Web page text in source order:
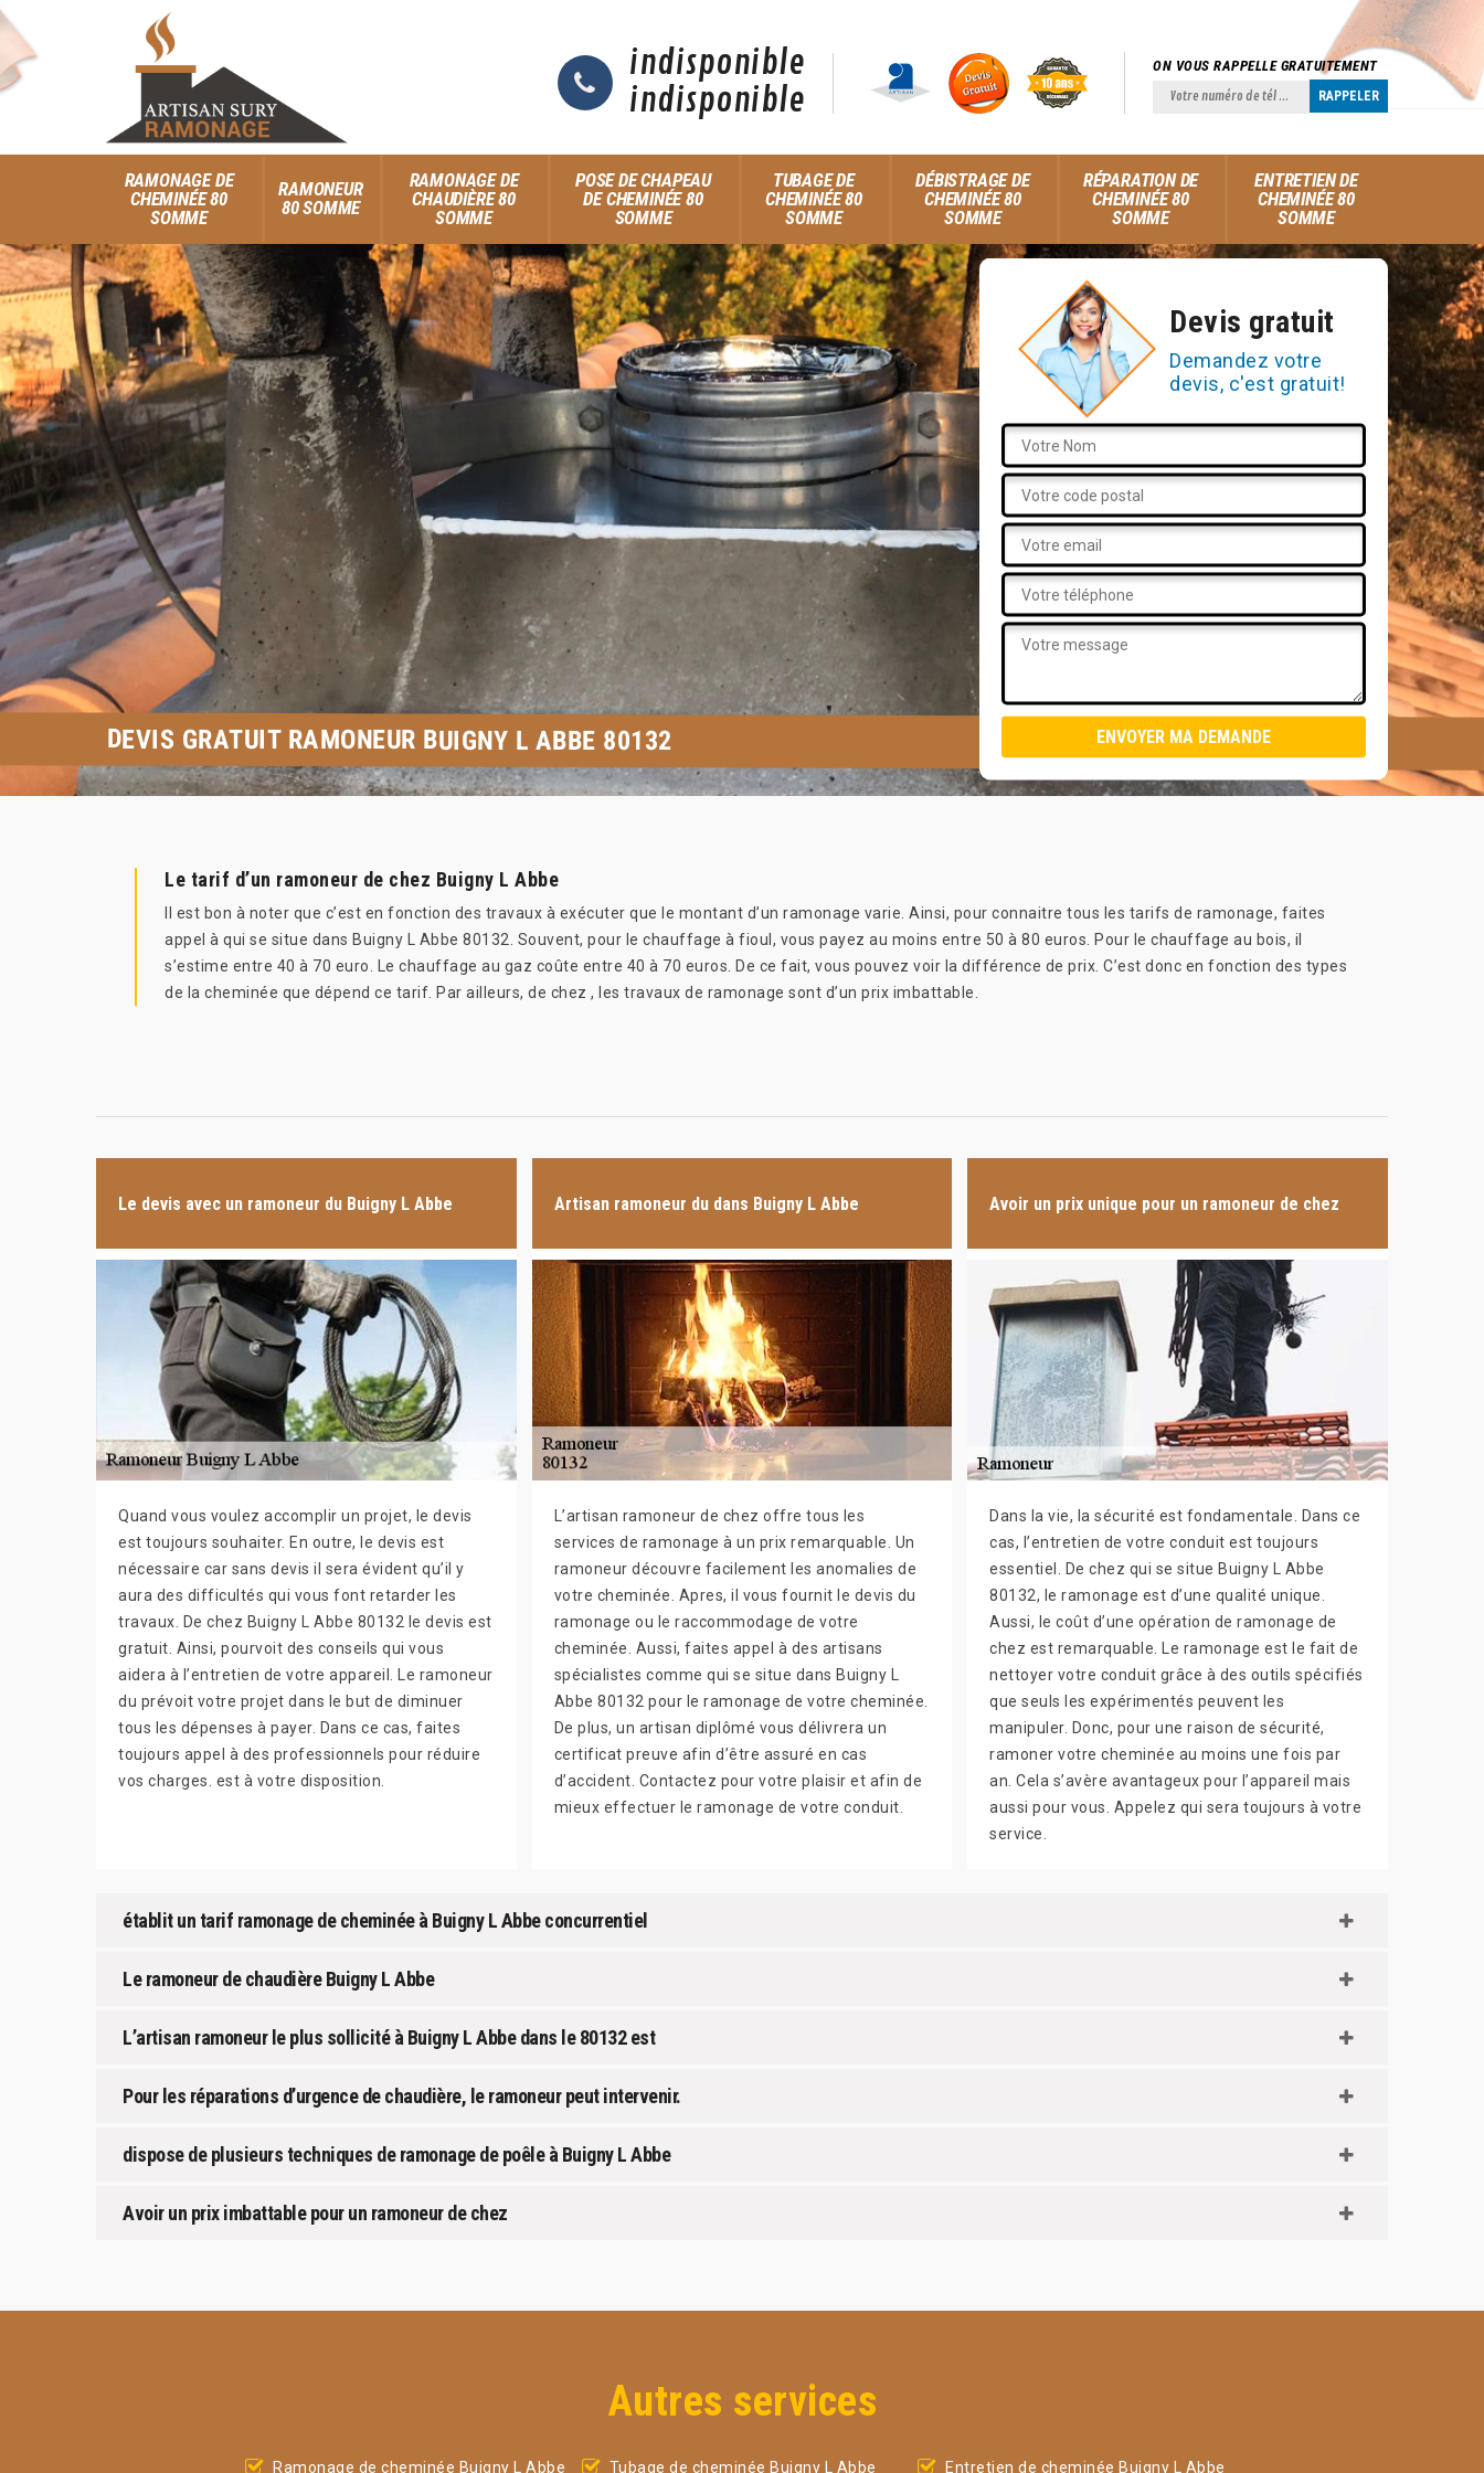
indisponible
indisponible
ON VOUS RAPPELLE GRATUITEMENT
RAMONAGE DE
CHEMINÉE 80
SOMME
RAMONEUR
80 SOMME
RAMONAGE DE
CHAUDIÈRE 80
SOMME
POSE DE CHAPEAU
DE CHEMINÉE 80
SOMME
TUBAGE DE
CHEMINÉE 80
SOMME
DÉBISTRAGE DE
CHEMINÉE 80
SOMME
RÉPARATION DE
CHEMINÉE 80
SOMME
ENTRETIEN DE
CHEMINÉE 80
SOMME
Devis gratuit
Demandez votre
devis, c'est gratuit!
DEVIS GRATUIT RAMONEUR BUIGNY L ABBE 80132
Le tarif d’un ramoneur de chez Buigny L Abbe
Il est bon à noter que c’est en fonction des travaux à exécuter que le montant d’un ramonage varie. Ainsi, pour connaitre tous les tarifs de ramonage, faites
appel à qui se situe dans Buigny L Abbe 80132. Souvent, pour le chauffage à fioul, vous payez au moins entre 50 à 80 euros. Pour le chauffage au bois, il
s’estime entre 40 à 70 euro. Le chauffage au gaz coûte entre 40 à 70 euros. De ce fait, vous pouvez voir la différence de prix. C’est donc en fonction des types
de la cheminée que dépend ce tarif. Par ailleurs, de chez , les travaux de ramonage sont d’un prix imbattable.
Le devis avec un ramoneur du Buigny L Abbe
Quand vous voulez accomplir un projet, le devis
est toujours souhaiter. En outre, le devis est
nécessaire car sans devis il sera évident qu’il y
aura des difficultés qui vous font retarder les
travaux. De chez Buigny L Abbe 80132 le devis est
gratuit. Ainsi, pourvoit des conseils qui vous
aidera à l’entretien de votre appareil. Le ramoneur
du prévoit votre projet dans le but de diminuer
tous les dépenses à payer. Dans ce cas, faites
toujours appel à des professionnels pour réduire
vos charges. est à votre disposition.
Artisan ramoneur du dans Buigny L Abbe
L’artisan ramoneur de chez offre tous les
services de ramonage à un prix remarquable. Un
ramoneur découvre facilement les anomalies de
votre cheminée. Apres, il vous fournit le devis du
ramonage ou le raccommodage de votre
cheminée. Aussi, faites appel à des artisans
spécialistes comme qui se situe dans Buigny L
Abbe 80132 pour le ramonage de votre cheminée.
De plus, un artisan diplômé vous délivrera un
certificat preuve afin d’être assuré en cas
d’accident. Contactez pour votre plaisir et afin de
mieux effectuer le ramonage de votre conduit.
Avoir un prix unique pour un ramoneur de chez
Dans la vie, la sécurité est fondamentale. Dans ce
cas, l’entretien de votre conduit est toujours
essentiel. De chez qui se situe Buigny L Abbe
80132, le ramonage est d’une qualité unique.
Aussi, le coût d’une opération de ramonage de
chez est remarquable. Le ramonage est le fait de
nettoyer votre conduit grâce à des outils spécifiés
que seuls les expérimentés peuvent les
manipuler. Donc, pour une raison de sécurité,
ramoner votre cheminée au moins une fois par
an. Cela s’avère avantageux pour l’appareil mais
aussi pour vous. Appelez qui sera toujours à votre
service.
établit un tarif ramonage de cheminée à Buigny L Abbe concurrentiel
Le ramoneur de chaudière Buigny L Abbe
L’artisan ramoneur le plus sollicité à Buigny L Abbe dans le 80132 est
Pour les réparations d’urgence de chaudière, le ramoneur peut intervenir.
dispose de plusieurs techniques de ramonage de poêle à Buigny L Abbe
Avoir un prix imbattable pour un ramoneur de chez
Autres services
Ramonage de cheminée Buigny L Abbe Tubage de cheminée Buigny L Abbe Entretien de cheminée Buigny L Abbe